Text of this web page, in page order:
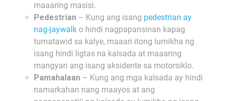
maaaring masisi.
Pedestrian – Kung ang isang pedestrian ay
nag-jaywalk o hindi nagpapansinan kapag
tumatawid sa kalye, maaari itong lumikha ng
isang hindi ligtas na kalsada at maaaring
mangyari ang isang aksidente sa motorsiklo.
Pamahalaan – Kung ang mga kalsada ay hindi
namarkahan nang maayos at ang